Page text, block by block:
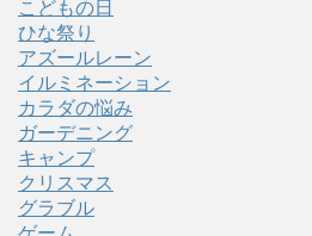
こどもの日
ひな祭り
アズールレーン
イルミネーション
カラダの悩み
ガーデニング
キャンプ
クリスマス
グラブル